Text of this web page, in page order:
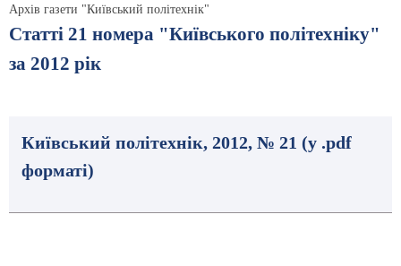
Архів газети "Київський політехнік"
Статті 21 номера "Київського політехніку"
за 2012 рік
Київський політехнік, 2012, № 21 (у .pdf
форматі)